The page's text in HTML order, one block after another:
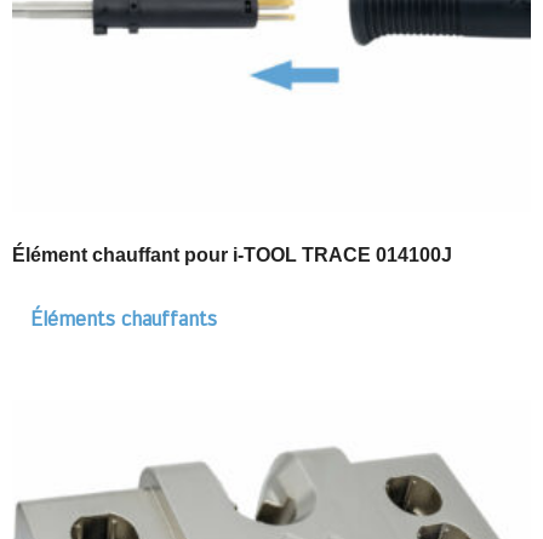
Élément chauffant pour i-TOOL TRACE 014100J
Éléments chauffants